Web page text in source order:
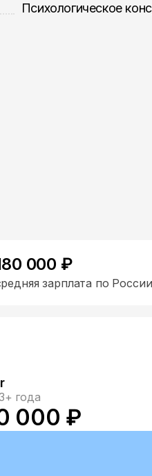
Психологическое
000 ₽
зарплата по России
года
000 ₽